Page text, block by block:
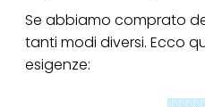
Se abbiamo comprato
tanti modi diversi. Ecco
esigenze: